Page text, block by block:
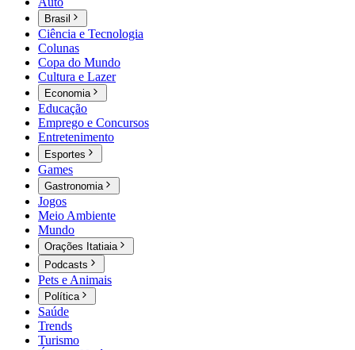
Brasil
Ciência e Tecnologia
Colunas
Copa do Mundo
Cultura e Lazer
Economia
Educação
Emprego e Concursos
Entretenimento
Esportes
Games
Gastronomia
Jogos
Meio Ambiente
Mundo
Orações Itatiaia
Podcasts
Pets e Animais
Política
Saúde
Trends
Turismo